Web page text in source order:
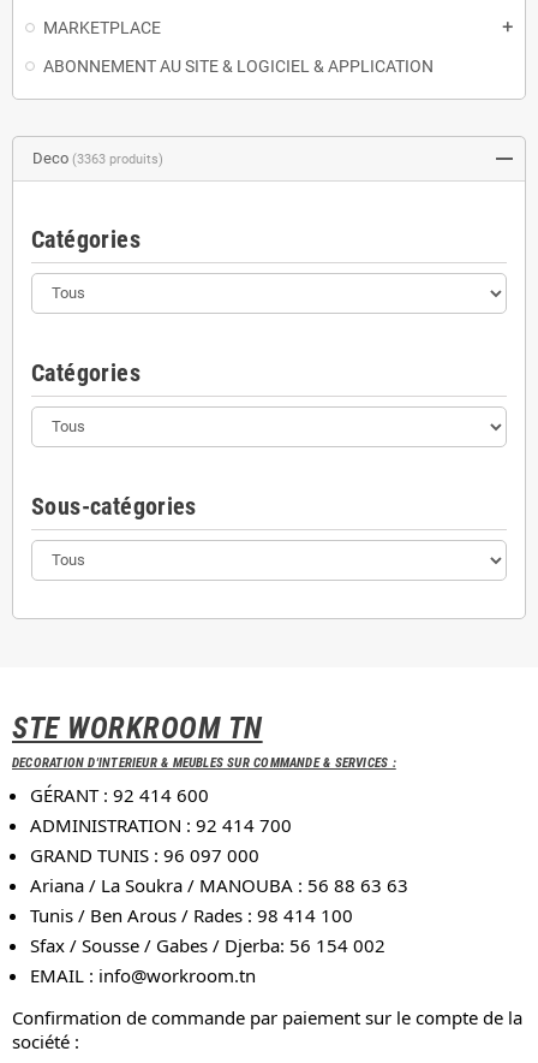
MARKETPLACE add
ABONNEMENT AU SITE & LOGICIEL & APPLICATION
Deco (3363 produits)
Catégories
Catégories
Sous-catégories
STE WORKROOM TN
DECORATION D'INTERIEUR & MEUBLES SUR COMMANDE & SERVICES :
GÉRANT : 92 414 600
ADMINISTRATION : 92 414 700
GRAND TUNIS : 96 097 000
Ariana / La Soukra / MANOUBA : 56 88 63 63
Tunis / Ben Arous / Rades : 98 414 100
Sfax / Sousse / Gabes / Djerba: 56 154 002
EMAIL : info@workroom.tn
Confirmation de commande par paiement sur le compte de la
société :